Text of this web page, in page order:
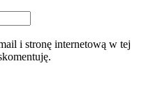
i stronę internetową w tej